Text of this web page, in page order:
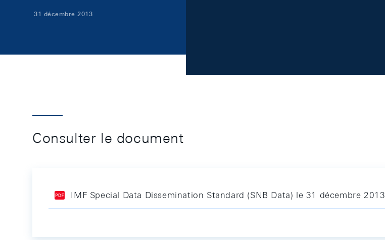
31 décembre 2013
Consulter le document
IMF Special Data Dissemination Standard (SNB Data) le 31 décembre 2013